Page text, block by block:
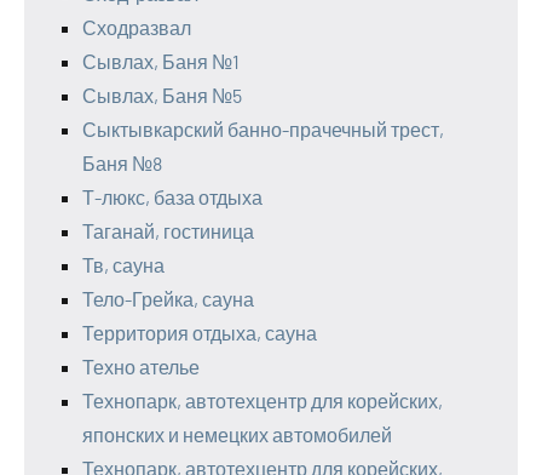
Сходразвал
Сывлах, Баня №1
Сывлах, Баня №5
Сыктывкарский банно-прачечный трест,
Баня №8
Т-люкс, база отдыха
Таганай, гостиница
Тв, сауна
Тело-Грейка, сауна
Территория отдыха, сауна
Техно ателье
Технопарк, автотехцентр для корейских,
японских и немецких автомобилей
Технопарк, автотехцентр для корейских,